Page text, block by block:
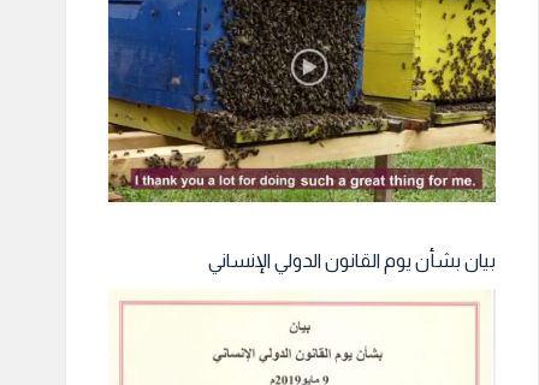
بيان بشأن يوم القانون الدولي الإنساني